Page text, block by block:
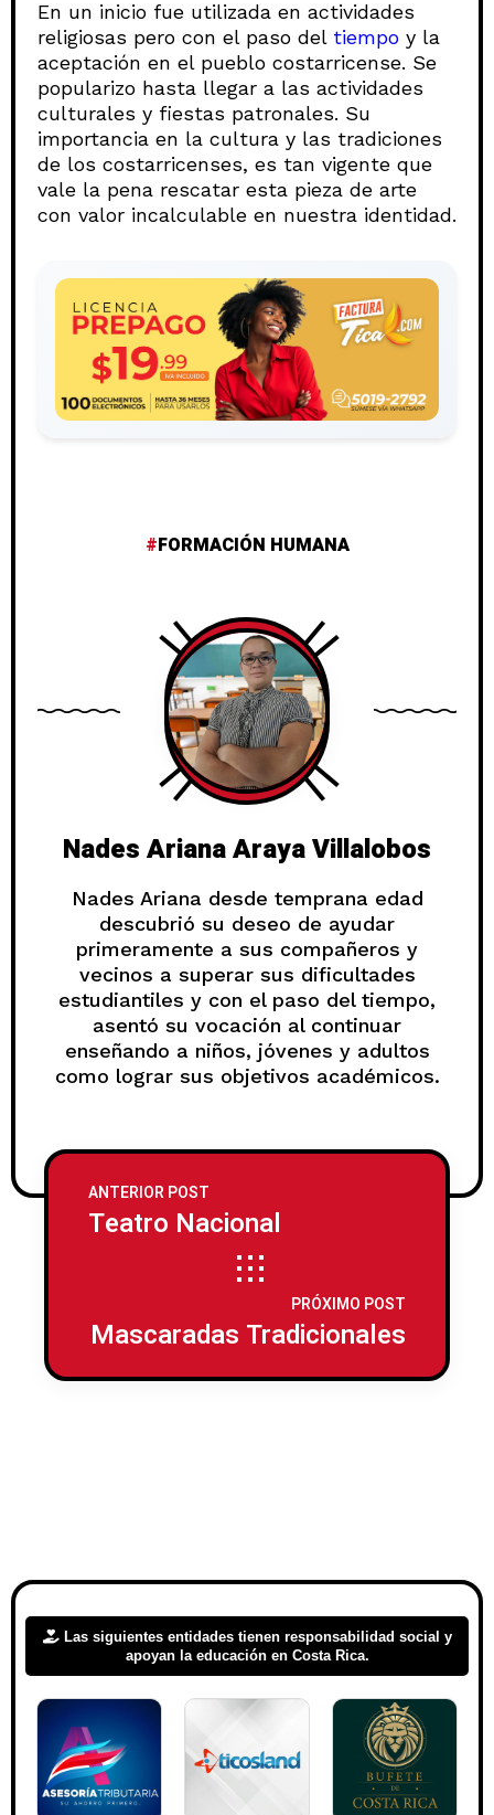
En un inicio fue utilizada en actividades
religiosas pero con el paso del tiempo y la
aceptación en el pueblo costarricense. Se
popularizo hasta llegar a las actividades
culturales y fiestas patronales. Su
importancia en la cultura y las tradiciones
de los costarricenses, es tan vigente que
vale la pena rescatar esta pieza de arte
con valor incalculable en nuestra identidad.
FORMACIÓN HUMANA
Nades Ariana Araya Villalobos
Nades Ariana desde temprana edad
descubrió su deseo de ayudar
primeramente a sus compañeros y
vecinos a superar sus dificultades
estudiantiles y con el paso del tiempo,
asentó su vocación al continuar
enseñando a niños, jóvenes y adultos
como lograr sus objetivos académicos.
ANTERIOR POST
Teatro Nacional
PRÓXIMO POST
Mascaradas Tradicionales
Las siguientes entidades tienen responsabilidad social y
apoyan la educación en Costa Rica.